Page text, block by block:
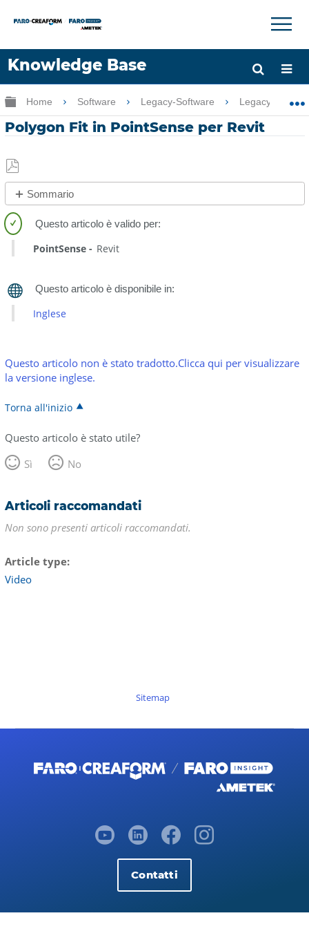
Knowledge Base
Lingua
Chiedere aiuto Accesso
×
Ingrandisci/riduci gerarchia globale
Home Software Legacy-Software Legacy-
Polygon Fit in PointSense per Revit
Salva
come
PDF
Sommario
No
intestazioni
PointSense Revit
Inglese
Questo articolo non è stato tradotto.Clicca qui per visualizzare
la versione inglese.
Torna all'inizio
Questo articolo è stato utile?
Sì
No
Articoli raccomandati
Non sono presenti articoli raccomandati.
Article type
Video
Sitemap
Contatti